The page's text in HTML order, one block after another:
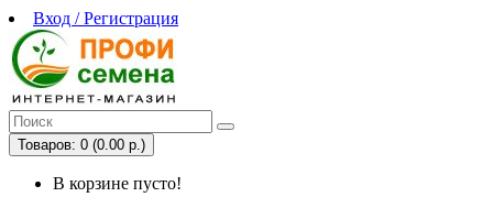
Вход / Регистрация
Товаров: 0 (0.00 р.)
В корзине пусто!